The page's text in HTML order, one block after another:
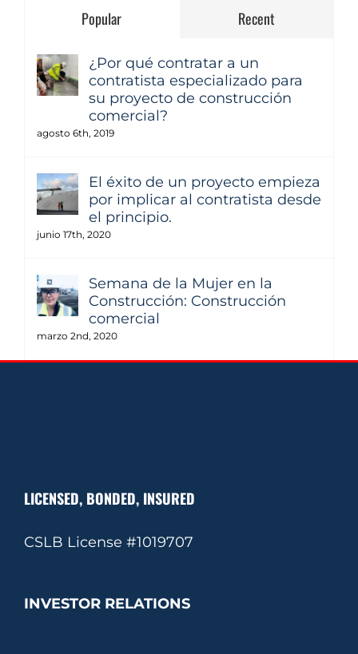
Popular Recent
¿Por qué contratar a un
contratista especializado para
su proyecto de construcción
comercial?
agosto 6th, 2019
El éxito de un proyecto empieza
por implicar al contratista desde
el principio.
junio 17th, 2020
Semana de la Mujer en la
Construcción: Construcción
comercial
marzo 2nd, 2020
LICENSED, BONDED, INSURED
CSLB License #1019707
INVESTOR RELATIONS